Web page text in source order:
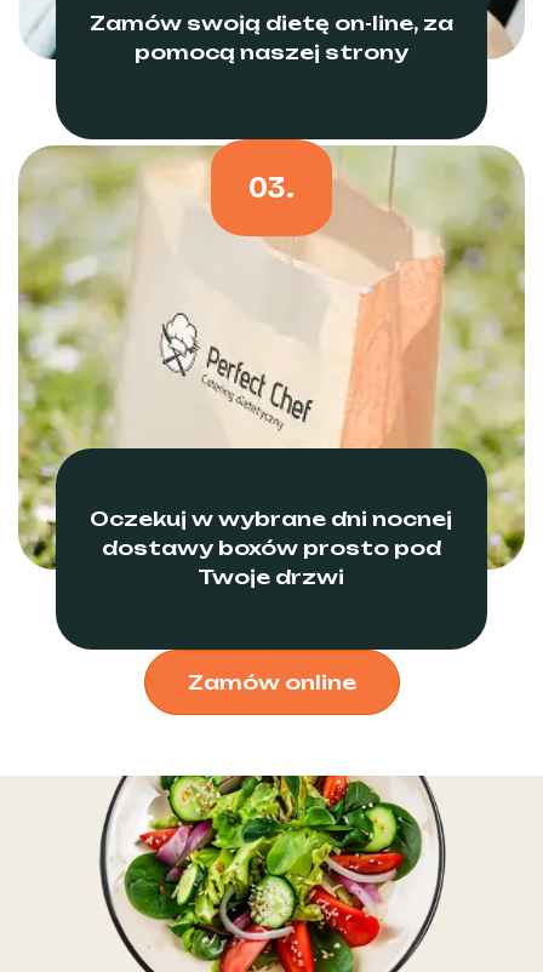
Zamów swoją dietę on-line, za
pomocą naszej strony
03.
Oczekuj w wybrane dni nocnej
dostawy boxów prosto pod
Twoje drzwi
Zamów online